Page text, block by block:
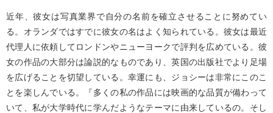
近年、彼女は写真業界で自分の名前を確立させることに努めてい
る。オランダではすでに彼女の名はよく知られている。彼女は最近
代理人に依頼してロンドンやニューヨークで評判を広めている。彼
女の作品の大部分は論説的なものであり、英国の出版社でより足場
を広げることを切望している。幸運にも、ジョシーは非常にこのこ
とを楽しんでいる。『多くの私の作品には映画的な品質が備わって
いて、私が大学時代に学んだようなテーマに由来しているの。そし